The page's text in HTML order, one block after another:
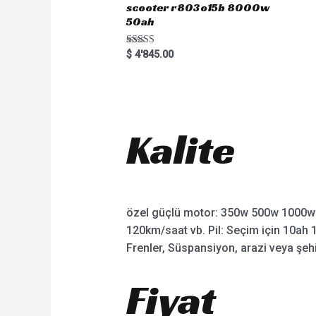
scooter r803o15b 8000w
50ah
Rated
5.00
$4'845.00
Kalite
özel güçlü motor: 350w 500w
120km/saat vb. Pil: Seçim için 10ah
Frenler, Süspansiyon, arazi veya
Fiyat